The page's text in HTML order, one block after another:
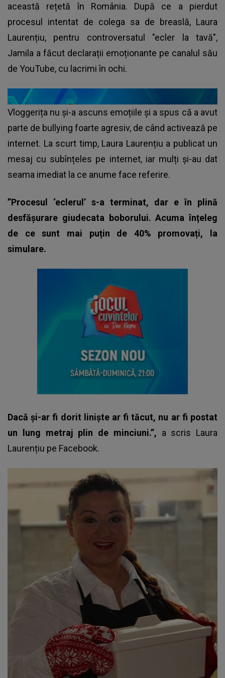
această rețetă în România. După ce a pierdut
procesul intentat de colega sa de breaslă, Laura
Laurențiu, pentru controversatul "ecler la tavă",
Jamila a făcut declarații emoționante pe canalul său
de YouTube, cu lacrimi în ochi.
Vloggerița nu și-a ascuns emoțiile și a spus că a avut
parte de bullying foarte agresiv, de când activează pe
internet. La scurt timp, Laura Laurențiu a publicat un
mesaj cu subînțeles pe internet, iar mulți și-au dat
seama imediat la ce anume face referire.
”Procesul ‘eclerul’ s-a terminat, dar e în plină
desfășurare giudecata boborului. Acuma înțeleg
de ce sunt mai puțin de 40% promovați, la
simulare.
Dacă și-ar fi dorit liniște ar fi tăcut, nu ar fi postat
un lung metraj plin de minciuni.”, a scris Laura
Laurențiu pe Facebook.